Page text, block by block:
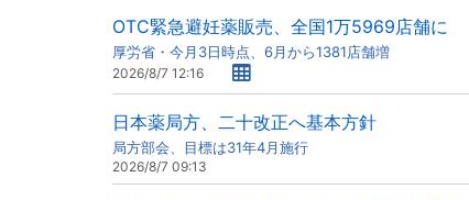
OTC緊急避妊薬販売、全国1万5969店舗に
厚労省・今月3日時点、6月から1381店舗増
2026/8/7 12:16
日本薬局方、二十改正へ基本方針
局方部会、目標は31年4月施行
2026/8/7 09:13